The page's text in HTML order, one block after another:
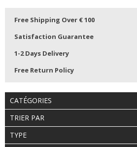
Free Shipping Over € 100
Satisfaction Guarantee
1-2 Days Delivery
Free Return Policy
CATÉGORIES
TRIER PAR
TYPE